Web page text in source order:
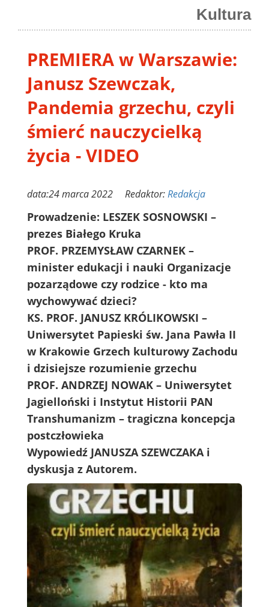
Kultura
PREMIERA w Warszawie:
Janusz Szewczak,
Pandemia grzechu, czyli
śmierć nauczycielką
życia - VIDEO
data:24 marca 2022 Redaktor:Redakcja
Prowadzenie: LESZEK SOSNOWSKI –
prezes Białego Kruka
PROF. PRZEMYSŁAW CZARNEK –
minister edukacji i nauki Organizacje
pozarządowe czy rodzice - kto ma
wychowywać dzieci?
KS. PROF. JANUSZ KRÓLIKOWSKI –
Uniwersytet Papieski św. Jana Pawła II
w Krakowie Grzech kulturowy Zachodu
i dzisiejsze rozumienie grzechu
PROF. ANDRZEJ NOWAK – Uniwersytet
Jagielloński i Instytut Historii PAN
Transhumanizm – tragiczna koncepcja
postczłowieka
Wypowiedź JANUSZA SZEWCZAKA i
dyskusja z Autorem.